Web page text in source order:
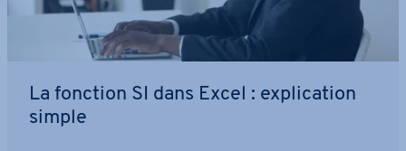
La fonction SI dans Excel : ex­pli­ca­tion
simple